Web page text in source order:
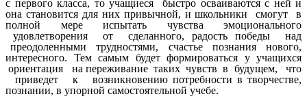
с первого класса, то учащиеся быстро осваиваются с ней и
она становится для них привычной, и школьники смогут в
полной мере испытать чувства эмоционального
удовлетворения от сделанного, радость победы над
преодоленными трудностями, счастье познания нового,
интересного. Тем самым будет формироваться у учащихся
ориентация на переживание таких чувств в будущем, что
приведет к возникновению потребности в творчестве,
познании, в упорной самостоятельной учебе.